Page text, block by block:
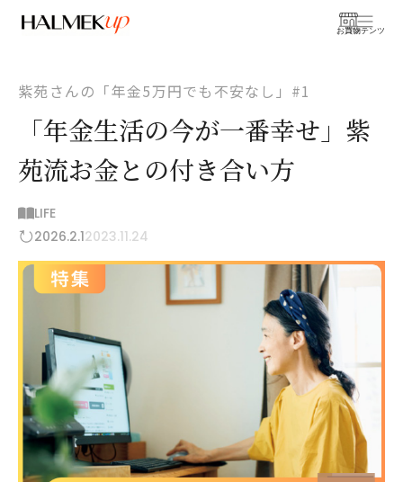
お買物
コンテンツ
紫苑さんの「年金5万円でも不安なし」#1
「年金生活の今が一番幸せ」紫
苑流お金との付き合い方
LIFE
2026.2.12023.11.24